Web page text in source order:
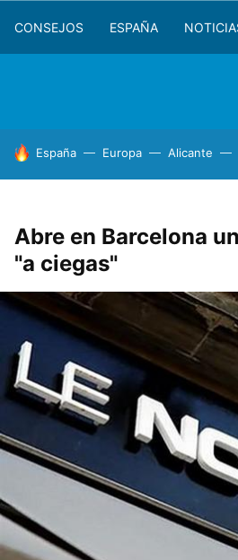
CONSEJOS ESPAÑA
HOY SE HABLA DE
España Europa Alicante
Abre en Barcelona
"a ciegas"